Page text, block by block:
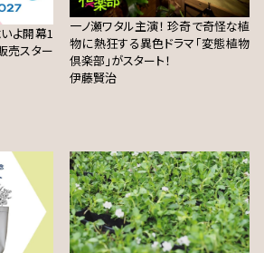
よ開幕1
売スター
一ノ瀬ワタル主演！ 珍奇で奇怪な植
物に熱狂する異色ドラマ「変態植物
倶楽部」がスタート！
伊藤賢治